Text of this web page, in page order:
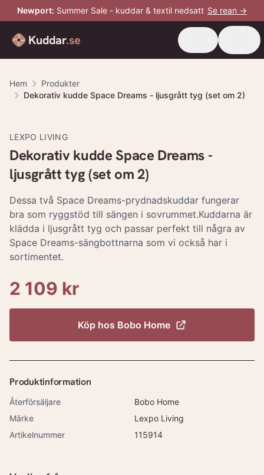
Newport: Summer Sale - kuddar & textil nedsatt Se rean →
Kuddar.se
Hem
Produkter
Dekorativ kudde Space Dreams - ljusgrått tyg (set om 2)
LEXPO LIVING
Dekorativ kudde Space Dreams -
ljusgrått tyg (set om 2)
Dessa två Space Dreams-prydnadskuddar fungerar
bra som ryggstöd till sängen i sovrummet.Kuddarna är
klädda i ljusgrått tyg och passar perfekt till några av
Space Dreams-sängbottnarna som vi också har i
sortimentet.
2 109 kr
Köp hos Bobo Home
Produktinformation
Återförsäljare
Bobo Home
Märke
Lexpo Living
Artikelnummer
115914